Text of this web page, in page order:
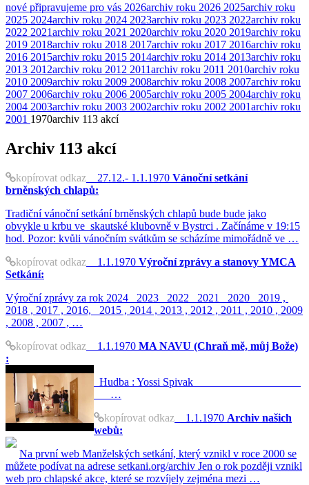
nové připravujeme pro vás 2026archiv roku 2026 2025archiv roku
2025 2024archiv roku 2024 2023archiv roku 2023 2022archiv roku
2022 2021archiv roku 2021 2020archiv roku 2020 2019archiv roku
2019 2018archiv roku 2018 2017archiv roku 2017 2016archiv roku
2016 2015archiv roku 2015 2014archiv roku 2014 2013archiv roku
2013 2012archiv roku 2012 2011archiv roku 2011 2010archiv roku
2010 2009archiv roku 2009 2008archiv roku 2008 2007archiv roku
2007 2006archiv roku 2006 2005archiv roku 2005 2004archiv roku
2004 2003archiv roku 2003 2002archiv roku 2002 2001archiv roku
2001 1970archiv 113 akcí
Archiv 113 akcí
kopírovat odkaz 27.12.- 1.1.1970 Vánoční setkání
brněnských chlapů:
Tradiční vánoční setkání brněnských chlapů bude bude jako
obvykle u krbu ve skautské klubovně v Bystrci . Začínáme v 19:15
hod. Pozor: kvůli vánočním svátkům se scházíme mimořádně ve …
kopírovat odkaz 1.1.1970 Výroční zprávy a stanovy YMCA
Setkání:
Výroční zprávy za rok 2024 2023 2022 2021 2020 2019 ,
2018 , 2017 , 2016, 2015 , 2014 , 2013 , 2012 , 2011 , 2010 , 2009
, 2008 , 2007 , …
kopírovat odkaz 1.1.1970 MA NAVU (Chraň mě, můj Bože)
:
Hudba : Yossi Spivak
…
kopírovat odkaz 1.1.1970 Archiv našich
webů:
Na první web Manželských setkání, který vznikl v roce 2000 se
můžete podívat na adrese setkani.org/archiv Jen o rok později vznikl
web pro chlapské akce, které se rozvíjely zejména mezi …